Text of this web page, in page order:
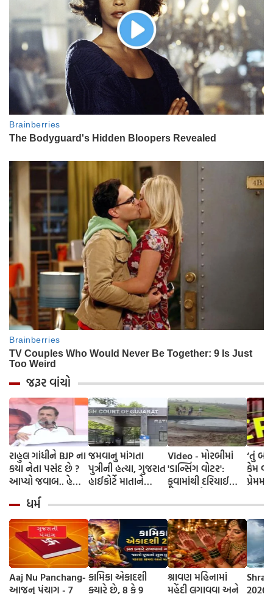
જરૂર વાંચો
રાહુલ ગાંધીને BJP ના
કયા નેતા પસંદ છે ?
આપ્યો જવાબ.. હેલો
જમવાનુ માંગતા
પુત્રીની હત્યા, ગુજરાત
હાઈકોર્ટે માતાને
Video - મોરબીમાં
'ડાન્સિંગ વોટર':
કૂવામાંથી દરિયાઈ
પાણીએ લોકોમાં
જગાડ્યું કુતૂહલ,
જાણો શુ કહે છે
વૈજ્ઞાનિક ?
‘તું
કેમ
ઘરમાં
હત્યા
ધર્મ
Aaj Nu Panchang-
આજનુ પંચાગ - 7
કામિકા એકાદશી
ક્યારે છે, 8 કે 9
શ્રાવણ મહિનામાં
મહેંદી લગાવવા અને 2026